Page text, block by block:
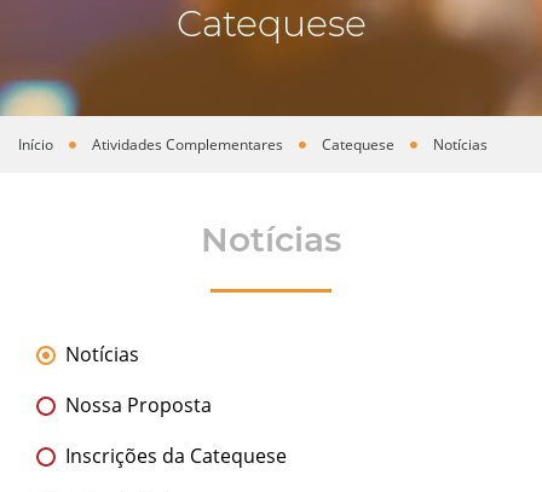
Catequese
Você está aqui
Início Atividades Complementares Catequese Notícias
Notícias
Notícias
Nossa Proposta
Inscrições da Catequese